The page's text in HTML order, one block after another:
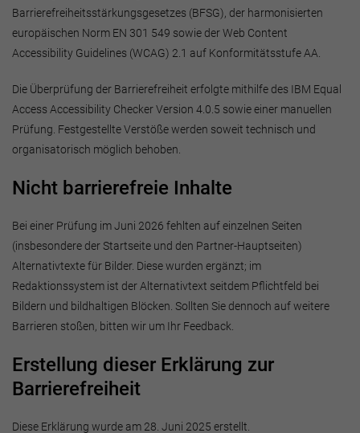
Barrierefreiheitsstärkungsgesetzes (BFSG), der harmonisierten
europäischen Norm EN 301 549 sowie der Web Content
Accessibility Guidelines (WCAG) 2.1 auf Konformitätsstufe AA.
Die Überprüfung der Barrierefreiheit erfolgte mithilfe des IBM Equal
Access Accessibility Checker Version 4.0.5 sowie einer manuellen
Prüfung. Festgestellte Verstöße werden soweit technisch und
organisatorisch möglich behoben.
Nicht barrierefreie Inhalte
Bei einer Prüfung im Juni 2026 fehlten auf einzelnen Seiten
(insbesondere der Startseite und den Partner-Hauptseiten)
Alternativtexte für Bilder. Diese wurden ergänzt; im
Redaktionssystem ist der Alternativtext seitdem Pflichtfeld bei
Bildern und bildhaltigen Blöcken. Sollten Sie dennoch auf weitere
Barrieren stoßen, bitten wir um Ihr Feedback.
Erstellung dieser Erklärung zur
Barrierefreiheit
Diese Erklärung wurde am 28. Juni 2025 erstellt.